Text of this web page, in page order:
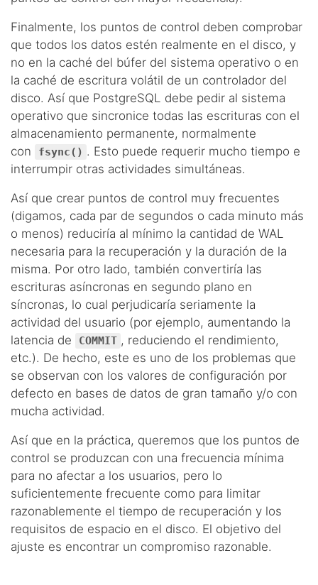
Finalmente, los puntos de control deben comprobar
que todos los datos estén realmente en el disco, y
no en la caché del búfer del sistema operativo o en
la caché de escritura volátil de un controlador del
disco. Así que PostgreSQL debe pedir al sistema
operativo que sincronice todas las escrituras con el
almacenamiento permanente, normalmente
con
fsync() . Esto puede requerir mucho tiempo e
interrumpir otras actividades simultáneas.
Así que crear puntos de control muy frecuentes
(digamos, cada par de segundos o cada minuto más
o menos) reduciría al mínimo la cantidad de WAL
necesaria para la recuperación y la duración de la
misma. Por otro lado, también convertiría las
escrituras asíncronas en segundo plano en
síncronas, lo cual perjudicaría seriamente la
actividad del usuario (por ejemplo, aumentando la
latencia de
COMMIT , reduciendo el rendimiento,
etc.). De hecho, este es uno de los problemas que
se observan con los valores de configuración por
defecto en bases de datos de gran tamaño y/o con
mucha actividad.
Así que en la práctica, queremos que los puntos de
control se produzcan con una frecuencia mínima
para no afectar a los usuarios, pero lo
suficientemente frecuente como para limitar
razonablemente el tiempo de recuperación y los
requisitos de espacio en el disco. El objetivo del
ajuste es encontrar un compromiso razonable.